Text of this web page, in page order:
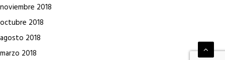
noviembre 2018
octubre 2018
agosto 2018
marzo 2018